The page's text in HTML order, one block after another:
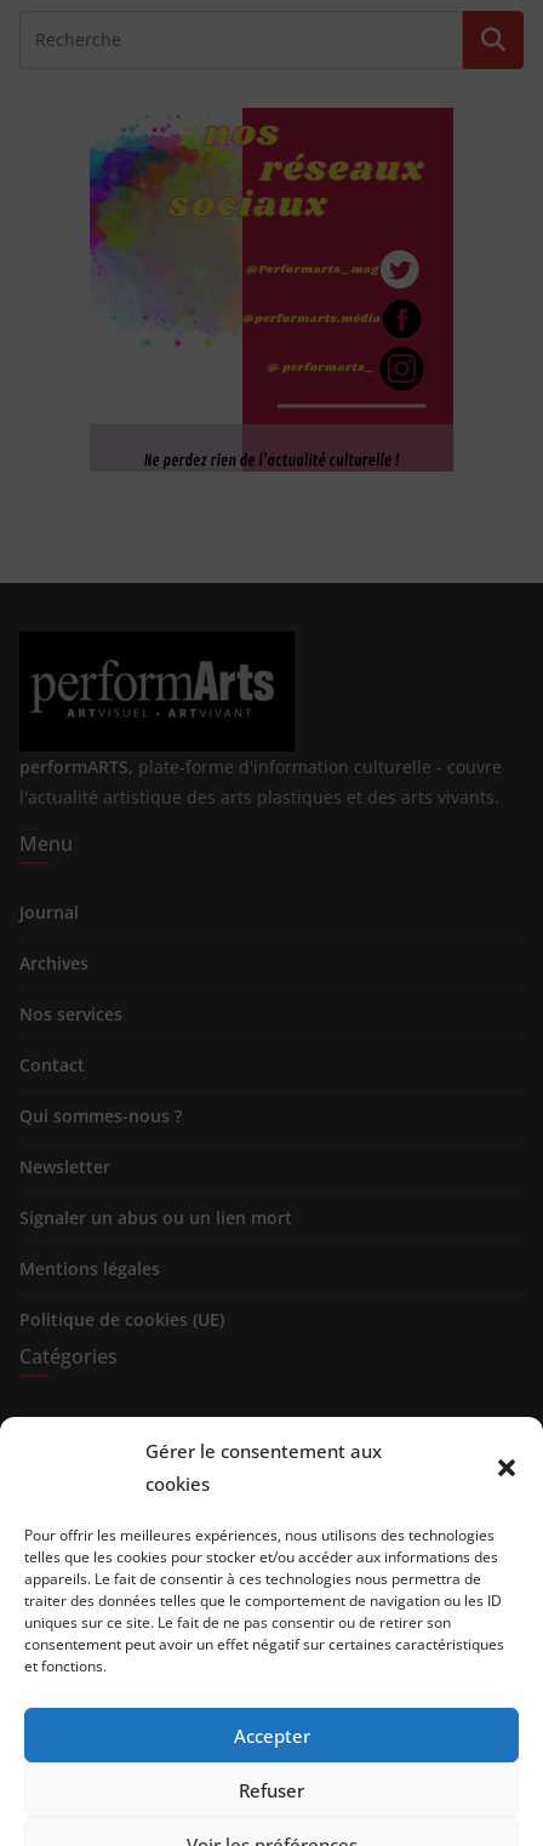
Gérer le consentement aux
cookies
Pour offrir les meilleures expériences, nous utilisons des technologies
telles que les cookies pour stocker et/ou accéder aux informations des
appareils. Le fait de consentir à ces technologies nous permettra de
traiter des données telles que le comportement de navigation ou les ID
uniques sur ce site. Le fait de ne pas consentir ou de retirer son
consentement peut avoir un effet négatif sur certaines caractéristiques
et fonctions.
Accepter
Refuser
performARTS, plate-forme d'information culturelle - couvre
l'actualité artistique des arts plastiques et des arts vivants.
Menu
Journal
Archives
Nos services
Contact
Qui sommes-nous ?
Newsletter
Signaler un abus ou un lien mort
Mentions légales
Politique de cookies (UE)
Catégories
Expositions
Evénements
Brèves de lecture
Opinion
Artistes